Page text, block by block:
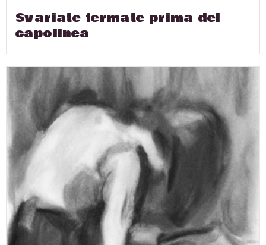
Svariate fermate prima del
capolinea